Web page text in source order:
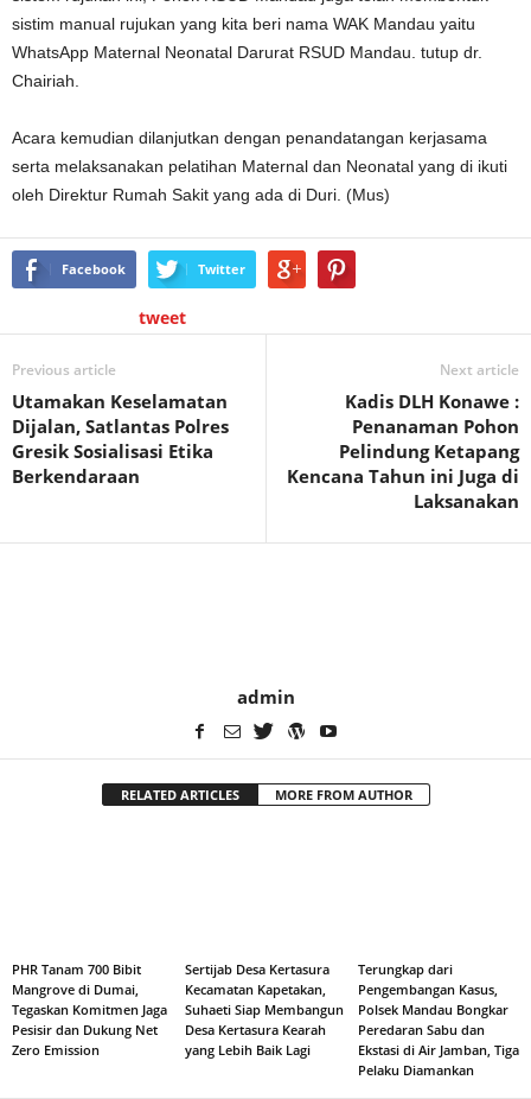
sistim manual rujukan yang kita beri nama WAK Mandau yaitu
WhatsApp Maternal Neonatal Darurat RSUD Mandau. tutup dr.
Chairiah.
Acara kemudian dilanjutkan dengan penandatangan kerjasama
serta melaksanakan pelatihan Maternal dan Neonatal yang di ikuti
oleh Direktur Rumah Sakit yang ada di Duri. (Mus)
Facebook Twitter
tweet
Previous article
Utamakan Keselamatan
Dijalan, Satlantas Polres
Gresik Sosialisasi Etika
Berkendaraan
Next article
Kadis DLH Konawe :
Penanaman Pohon
Pelindung Ketapang
Kencana Tahun ini Juga di
Laksanakan
admin
RELATED ARTICLES MORE FROM AUTHOR
PHR Tanam 700 Bibit
Mangrove di Dumai,
Tegaskan Komitmen Jaga
Pesisir dan Dukung Net
Zero Emission
Sertijab Desa Kertasura
Kecamatan Kapetakan,
Suhaeti Siap Membangun
Desa Kertasura Kearah
yang Lebih Baik Lagi
Terungkap dari
Pengembangan Kasus,
Polsek Mandau Bongkar
Peredaran Sabu dan
Ekstasi di Air Jamban, Tiga
Pelaku Diamankan